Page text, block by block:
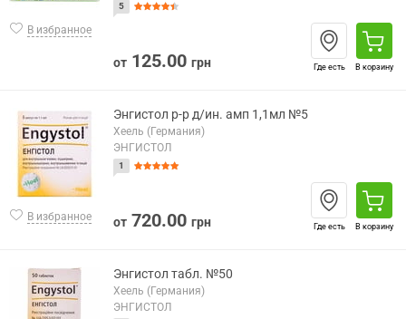
В избранное
5
от 125.00 грн Где есть В корзину
В избранное
Энгистол р-р д/ин. амп 1,1мл №5
Хеель (Германия)
ЭНГИСТОЛ
1
от 720.00 грн Где есть В корзину
Энгистол табл. №50
Хеель (Германия)
ЭНГИСТОЛ